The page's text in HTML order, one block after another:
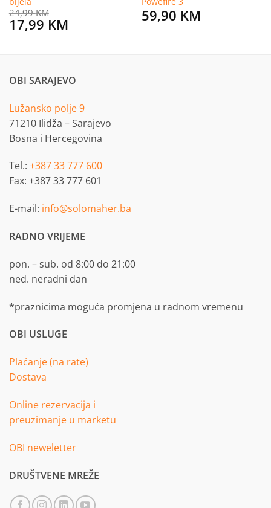
24,99KM
Original
price
17,99 KMCurrent 59,90 KM
OBI SARAJEVO
Lužansko polje 9
71210 Ilidža – Sarajevo
Bosna i Hercegovina
Tel.: +387 33 777 600
Fax: +387 33 777 601
E-mail: info@solomaher.ba
RADNO VRIJEME
pon. – sub. od 8:00 do 21:00
ned. neradni dan
*praznicima moguća promjena u radnom vremenu
OBI USLUGE
Plaćanje (na rate)
Dostava
Online rezervacija i
preuzimanje u marketu
OBI neweletter
DRUŠTVENE MREŽE